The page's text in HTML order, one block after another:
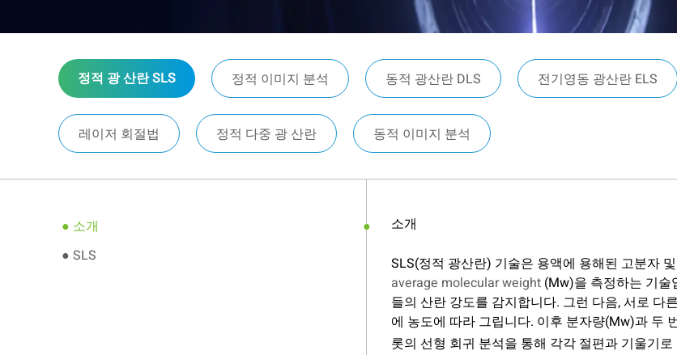
정적 광 산란 SLS 정적 이미지 분석 동적 광산란 DLS 전기영동 광산란 ELS
레이저 회절법 정적 다중 광 산란 동적 이미지 분석
● 소개
● SLS
소개
SLS(정적 광산란) 기술은 용액에 용해된 고분자
average molecular weight (Mw)을 측정하는 기술
들의 산란 강도를 감지합니다. 그런 다음, 서로 다
에 농도에 따라 그립니다. 이후 분자량(Mw)과 두
롯의 선형 회귀 분석을 통해 각각 절편과 기울기